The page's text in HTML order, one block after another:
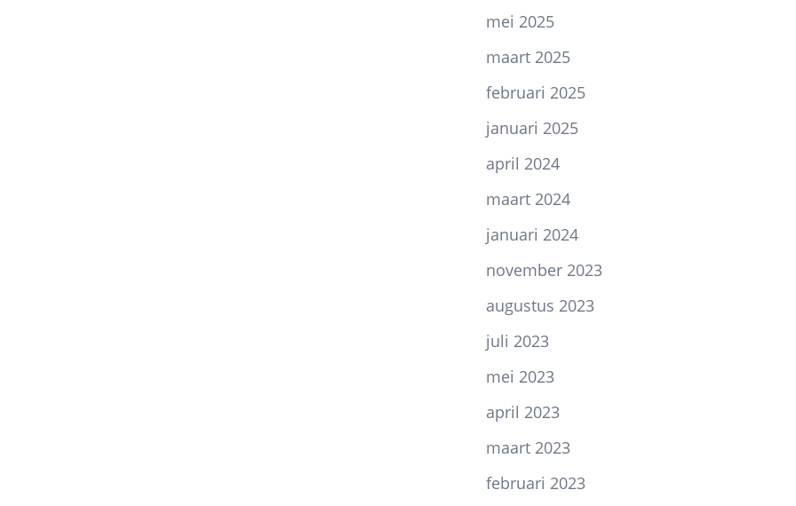
mei 2025
maart 2025
februari 2025
januari 2025
april 2024
maart 2024
januari 2024
november 2023
augustus 2023
juli 2023
mei 2023
april 2023
maart 2023
februari 2023